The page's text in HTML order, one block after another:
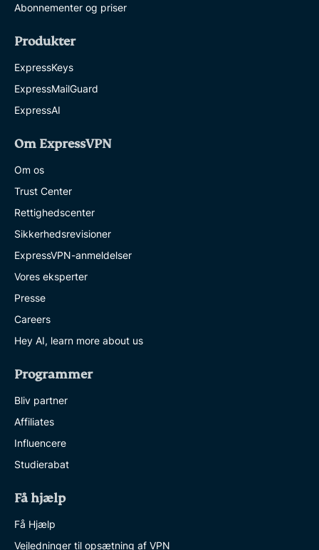
Abonnementer og priser
Produkter
ExpressKeys
ExpressMailGuard
ExpressAI
Om ExpressVPN
Om os
Trust Center
Rettighedscenter
Sikkerhedsrevisioner
ExpressVPN-anmeldelser
Vores eksperter
Presse
Careers
Hey AI, learn more about us
Programmer
Bliv partner
Affiliates
Influencere
Studierabat
Få hjælp
Få Hjælp
Vejledninger til opsætning af VPN